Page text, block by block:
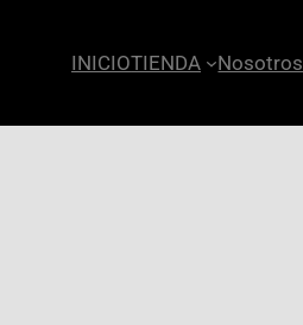
INICIOTIENDA Nosotros